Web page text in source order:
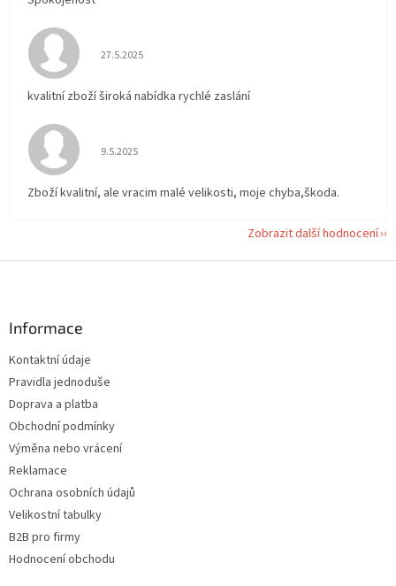
Hodnocení obchodu je 5 z 5 hvězdiček.
27.5.2025
kvalitní zboží široká nabídka rychlé zaslání
Hodnocení obchodu je 5 z 5 hvězdiček.
9.5.2025
Zboží kvalitní, ale vracim malé velikosti, moje chyba,škoda.
Zobrazit další hodnocení
Informace
Kontaktní údaje
Pravidla jednoduše
Doprava a platba
Obchodní podmínky
Výměna nebo vrácení
Reklamace
Ochrana osobních údajů
Velikostní tabulky
B2B pro firmy
Hodnocení obchodu